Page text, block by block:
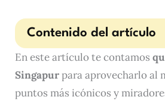
Contenido del artículo
En este artículo te contamos
Singapurpara aprovecharlo al
puntos más icónicos y